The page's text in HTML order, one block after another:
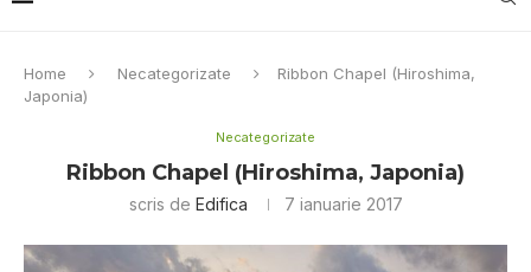
Home Necategorizate
Ribbon Chapel (Hiroshima,
Japonia)
Necategorizate
Ribbon Chapel (Hiroshima, Japonia)
scris de Edifica 7 ianuarie 2017